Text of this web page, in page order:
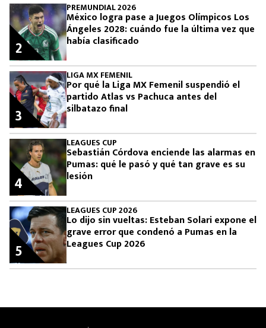
PREMUNDIAL 2026
México logra pase a Juegos Olímpicos Los
Ángeles 2028: cuándo fue la última vez que
había clasificado
2
LIGA MX FEMENIL
Por qué la Liga MX Femenil suspendió el
partido Atlas vs Pachuca antes del
silbatazo final
3
LEAGUES CUP
Sebastián Córdova enciende las alarmas en
Pumas: qué le pasó y qué tan grave es su
lesión
4
LEAGUES CUP 2026
Lo dijo sin vueltas: Esteban Solari expone el
grave error que condenó a Pumas en la
Leagues Cup 2026
5